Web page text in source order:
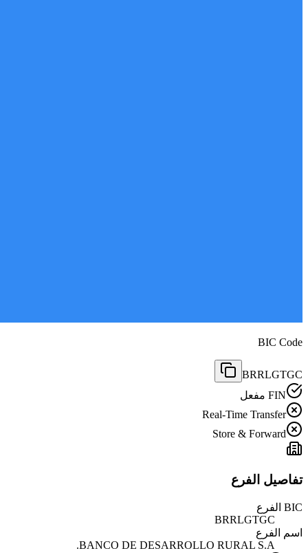
BIC Code
BRRLGTGC
FIN مفعل
Real-Time Transfer
Store & Forward
تفاصيل الفرع
BIC الفرع
BRRLGTGC
اسم الفرع
BANCO DE DESARROLLO RURAL S.A.